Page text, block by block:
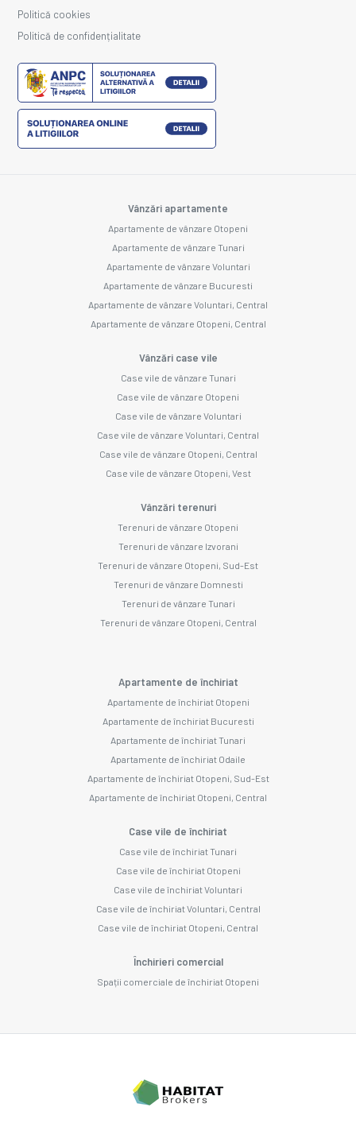
Politică cookies
Politică de confidențialitate
Vânzări apartamente
Apartamente de vânzare Otopeni
Apartamente de vânzare Tunari
Apartamente de vânzare Voluntari
Apartamente de vânzare Bucuresti
Apartamente de vânzare Voluntari, Central
Apartamente de vânzare Otopeni, Central
Vânzări case vile
Case vile de vânzare Tunari
Case vile de vânzare Otopeni
Case vile de vânzare Voluntari
Case vile de vânzare Voluntari, Central
Case vile de vânzare Otopeni, Central
Case vile de vânzare Otopeni, Vest
Vânzări terenuri
Terenuri de vânzare Otopeni
Terenuri de vânzare Izvorani
Terenuri de vânzare Otopeni, Sud-Est
Terenuri de vânzare Domnesti
Terenuri de vânzare Tunari
Terenuri de vânzare Otopeni, Central
Apartamente de închiriat
Apartamente de închiriat Otopeni
Apartamente de închiriat Bucuresti
Apartamente de închiriat Tunari
Apartamente de închiriat Odaile
Apartamente de închiriat Otopeni, Sud-Est
Apartamente de închiriat Otopeni, Central
Case vile de închiriat
Case vile de închiriat Tunari
Case vile de închiriat Otopeni
Case vile de închiriat Voluntari
Case vile de închiriat Voluntari, Central
Case vile de închiriat Otopeni, Central
Închirieri comercial
Spații comerciale de închiriat Otopeni